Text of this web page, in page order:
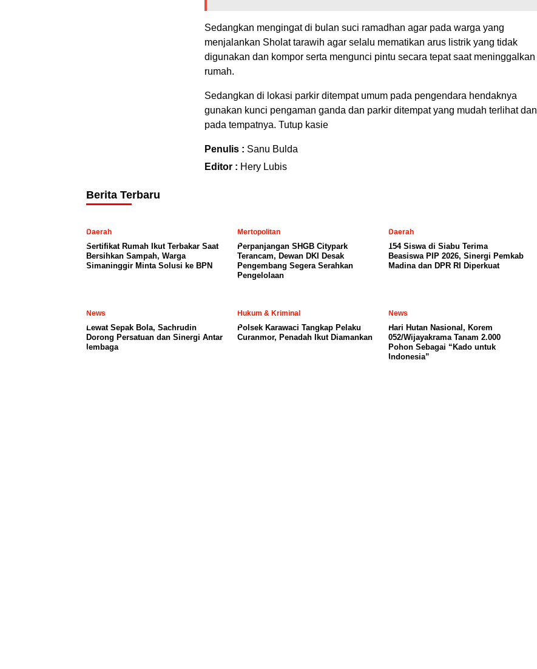
Sedangkan mengingat di bulan suci ramadhan agar pada warga yang
menjalankan Sholat tarawih agar selalu mematikan arus listrik yang tidak
digunakan dan kompor serta mengunci pintu secara tepat saat meninggalkan
rumah.
Sedangkan di lokasi parkir ditempat umum pada pengendara hendaknya
gunakan kunci pengaman ganda dan parkir ditempat yang mudah terlihat dan
pada tempatnya. Tutup kasie
Penulis : Sanu Bulda
Editor : Hery Lubis
Berita Terbaru
Daerah
Sertifikat Rumah Ikut Terbakar Saat
Bersihkan Sampah, Warga
Simaninggir Minta Solusi ke BPN
Mertopolitan
Perpanjangan SHGB Citypark
Terancam, Dewan DKI Desak
Pengembang Segera Serahkan
Pengelolaan
Daerah
154 Siswa di Siabu Terima
Beasiswa PIP 2026, Sinergi Pemkab
Madina dan DPR RI Diperkuat
News
Lewat Sepak Bola, Sachrudin
Dorong Persatuan dan Sinergi Antar
lembaga
Hukum & Kriminal
Polsek Karawaci Tangkap Pelaku
Curanmor, Penadah Ikut Diamankan
News
Hari Hutan Nasional, Korem
052/Wijayakrama Tanam 2.000
Pohon Sebagai “Kado untuk
Indonesia”